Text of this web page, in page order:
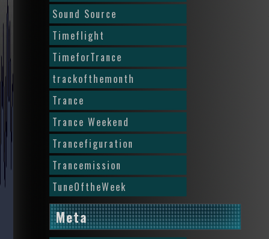
Sound Source
Timeflight
TimeforTrance
trackofthemonth
Trance
Trance Weekend
Trancefiguration
Trancemission
TuneOftheWeek
Meta